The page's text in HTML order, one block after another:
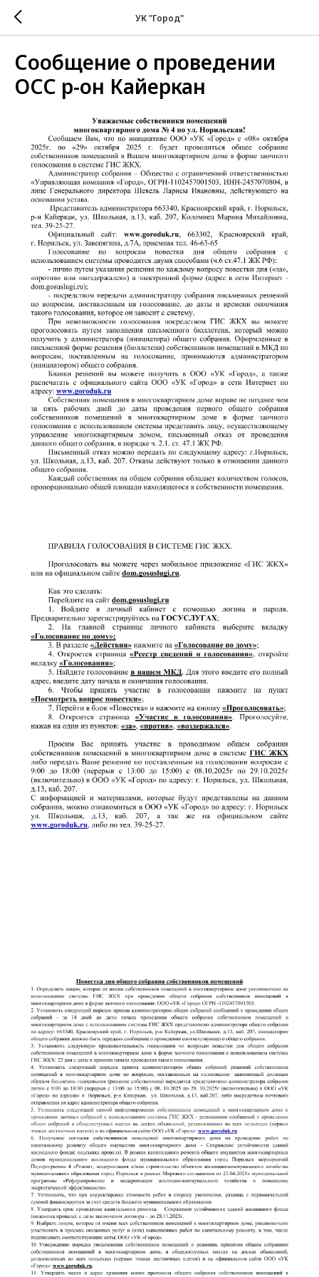
УК "Город"
Сообщение о проведении
ОСС р-он Кайеркан